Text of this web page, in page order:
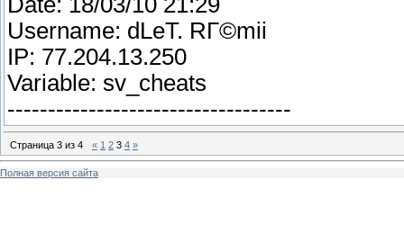
Username: dLeT. RГ©mii
IP: 77.204.13.250
Variable: sv_cheats
-----------------------------------
Страница 3 из 4 « 1 2 3 4 »
Полная версия сайта